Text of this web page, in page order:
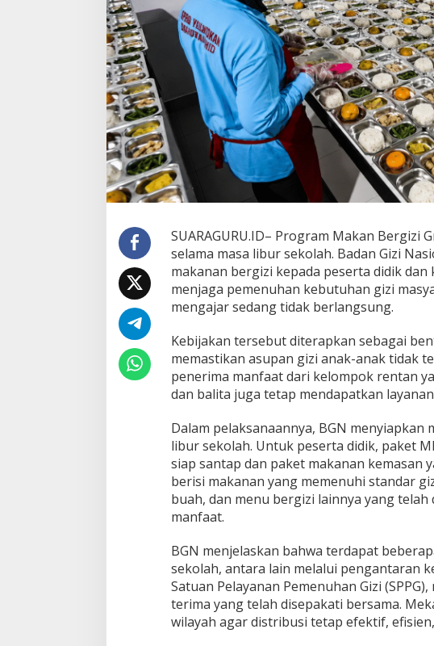
a
a
L
i
b
u
r
S
e
o
a
,
B
G
N
S
p
a
n
S
e
m
a
K
h
u
u
n
t
k
S
SUARAGURU.ID– Program Makan Bergizi
selama masa libur sekolah. Badan Gizi
makanan bergizi kepada peserta didik
menjaga pemenuhan kebutuhan gizi
mengajar sedang tidak berlangsung.
Kebijakan tersebut diterapkan sebagai
memastikan asupan gizi anak-anak tidak
penerima manfaat dari kelompok rentan
dan balita juga tetap mendapatkan
Dalam pelaksanaannya, BGN
libur sekolah. Untuk peserta didik, paket
siap santap dan paket makanan kemasan
berisi makanan yang memenuhi standar
buah, dan menu bergizi lainnya yang
manfaat.
BGN menjelaskan bahwa terdapat
sekolah, antara lain melalui pengantaran
Satuan Pelayanan Pemenuhan Gizi
terima yang telah disepakati bersama.
wilayah agar distribusi tetap efektif,